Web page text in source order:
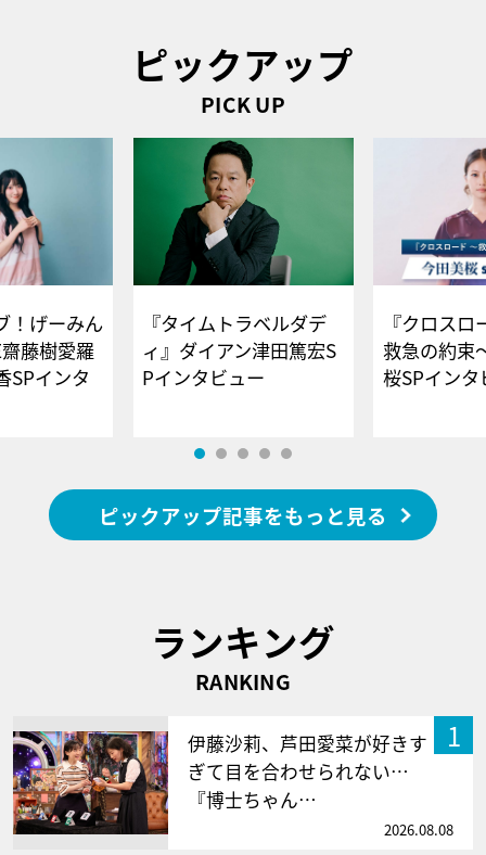
ピックアップ
PICK UP
！げーみん
藤樹愛羅
SPインタ
『タイムトラベルダデ
ィ』ダイアン津田篤宏S
Pインタビュー
『クロス
救急の約束
桜SPイ
ピックアップ記事をもっと見る
ランキング
RANKING
1
伊藤沙莉、芦田愛菜が好きす
ぎて目を合わせられない…
『博士ちゃん…
2026.08.08